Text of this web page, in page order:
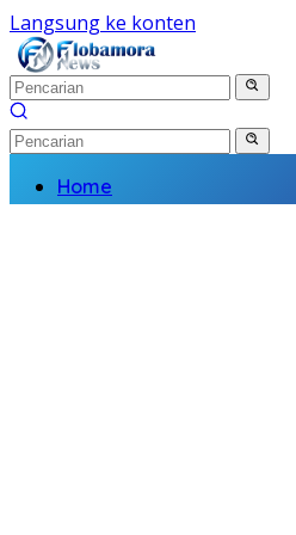
Langsung ke konten
Home
Nasional